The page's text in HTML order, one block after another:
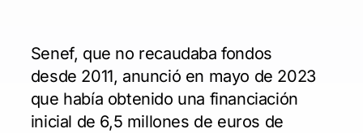
Senef, que no recaudaba fondos
desde 2011, anunció en mayo de 2023
que había obtenido una financiación
inicial de 6,5 millones de euros de